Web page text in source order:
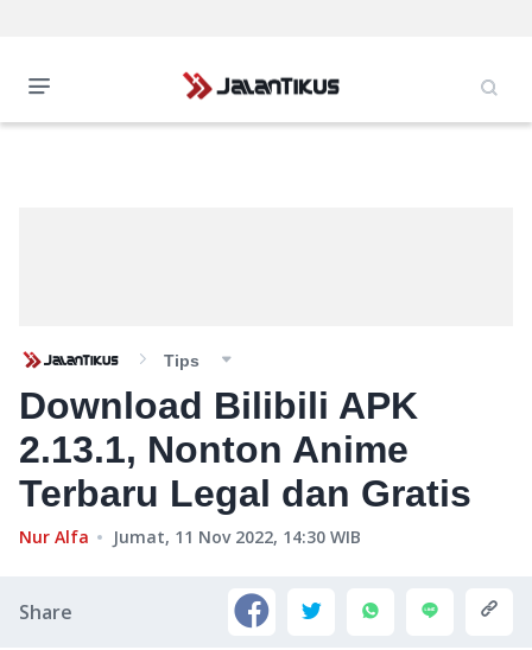
Tips
Download Bilibili APK
2.13.1, Nonton Anime
Terbaru Legal dan Gratis
Nur Alfa Jumat, 11 Nov 2022, 14:30 WIB
Share